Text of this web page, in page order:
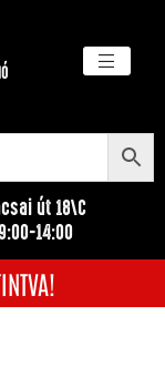
út 18\C
14:00